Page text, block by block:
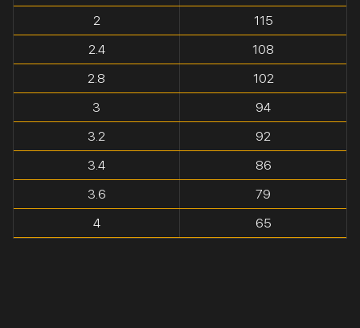
2
115
2.4
108
2.8
102
3
94
3.2
92
3.4
86
3.6
79
4
65